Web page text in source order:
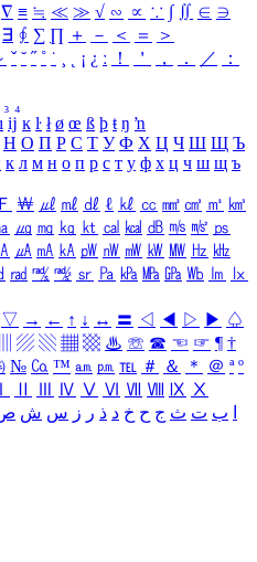
∇ ≡ ≒ ≪ ≫ √ ∽ ∝ ∵ ∫ ∬ ∈ ∋
∃ ∮ ∑ ∏ ＋ － ＜ ＝
＞
ˇ ˘ ˝ ˚ ˙ ¸ ¡ ¿ ː ！ ＇ ， ． ／
：
₃ ₄
ı ĳ ĸ ŀ ł ø œ ß þ ŧ ŋ ŉ
Н О П Р С Т У Ф Х Ц Ч Ш Щ Ъ
к л м н о п р с т у ф х ц ч ш щ ъ
Ｆ ￦ ㎕ ㎖ ㎗ ℓ ㎘ ㏄ ㎣ ㎤ ㎥ ㎦
㎍ ㎎ ㎏ ㏏ ㎈ ㎉ ㏈ ㎧ ㎨ ㎰
㎂ ㎃ ㎄ ㎺ ㎻ ㎽ ㎾ ㎿ ㎐ ㎑
㎭ ㎮ ㎯ ㏛ ㎩ ㎪ ㎫ ㎬ ㏝ ㏐
㏓
▽ → ← ↑ ↓ ↔ 〓 ◁ ◀ ▷ ▶ ♤
▨ ▧ ▦ ▩ ♨ ☏ ☎ ☜ ☞ ¶ †
№ ㏇ ™ ㏂ ㏘ ℡ ＃ ＆ ＊ ＠ ª º
Ⅳ Ⅴ Ⅵ Ⅶ Ⅷ Ⅸ Ⅹ
ب ت ث ج ح خ د ذ ر ز س ش